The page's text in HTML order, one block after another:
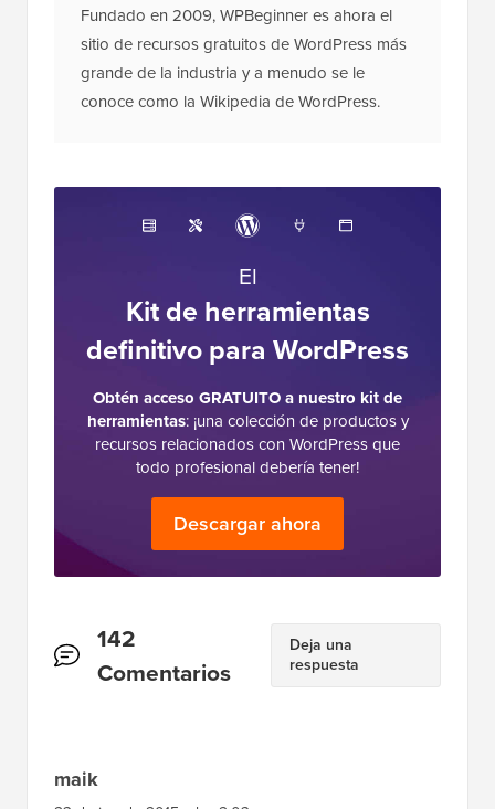
Fundado en 2009, WPBeginner es ahora el
sitio de recursos gratuitos de WordPress más
grande de la industria y a menudo se le
conoce como la Wikipedia de WordPress.
El
Kit de herramientas
definitivo para WordPress
Obtén acceso GRATUITO a nuestro kit de
herramientas: ¡una colección de productos y
recursos relacionados con WordPress que
todo profesional debería tener!
Descargar ahora
Interacciones
del
142
Comentarios
Deja una
respuesta
maik